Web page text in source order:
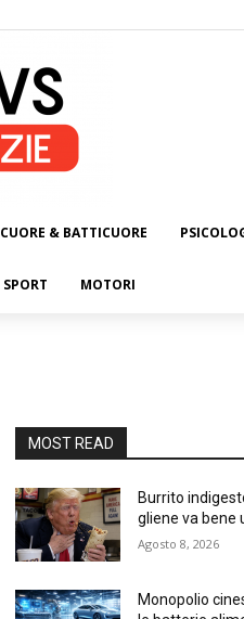
CUORE & BATTICUORE
SPORT MOTORI
MOST READ
Burrito
gliene va bene
Agosto 8, 2026
Monopolio